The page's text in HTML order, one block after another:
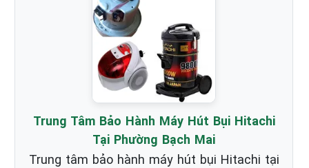
Trung Tâm Bảo Hành Máy Hút Bụi Hitachi
Tại Phường Bạch Mai
Trung tâm bảo hành máy hút bụi Hitachi tại